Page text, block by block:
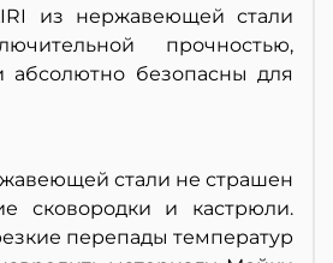
из нержавеющей стали
прочностью,
абсолютно безопасны для
стали не страшен
сковородки и кастрюли.
перепады температур